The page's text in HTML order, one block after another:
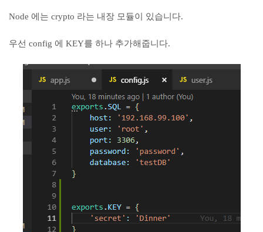
Node 에는 crypto 라는 내장 모듈이 있습니다.
우선 config 에 KEY를 하나 추가해줍니다.